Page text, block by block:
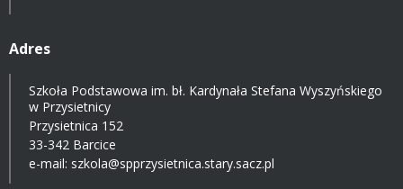
Adres
Szkoła Podstawowa im. bł. Kardynała Stefana Wyszyńskiego
w Przysietnicy
Przysietnica 152
33-342 Barcice
e-mail: szkola@spprzysietnica.stary.sacz.pl